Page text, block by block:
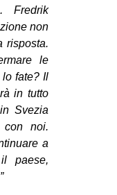
Fredrik
non
risposta.
le
lo fate? Il
in tutto
Svezia
noi.
a
paese,